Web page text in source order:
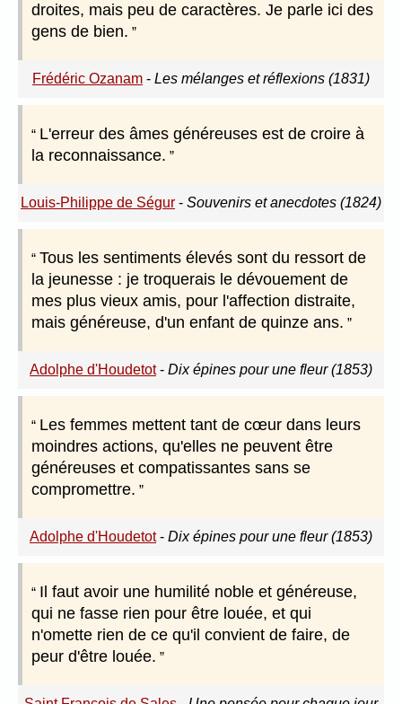
droites, mais peu de caractères. Je parle ici des
gens de bien.
Frédéric Ozanam - Les mélanges et réflexions (1831)
L'erreur des âmes généreuses est de croire à
la reconnaissance.
Louis-Philippe de Ségur - Souvenirs et anecdotes (1824)
Tous les sentiments élevés sont du ressort de
la jeunesse : je troquerais le dévouement de
mes plus vieux amis, pour l'affection distraite,
mais généreuse, d'un enfant de quinze ans.
Adolphe d'Houdetot- Dix épines pour une fleur (1853)
Les femmes mettent tant de cœur dans leurs
moindres actions, qu'elles ne peuvent être
généreuses et compatissantes sans se
compromettre.
Adolphe d'Houdetot- Dix épines pour une fleur (1853)
Il faut avoir une humilité noble et généreuse,
qui ne fasse rien pour être louée, et qui
n'omette rien de ce qu'il convient de faire, de
peur d'être louée.